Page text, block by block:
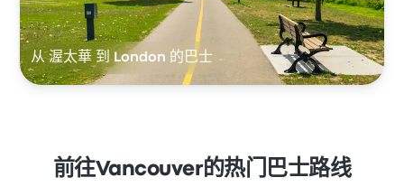
从 渥太華 到 London 的巴士
前往Vancouver的热门巴士路线